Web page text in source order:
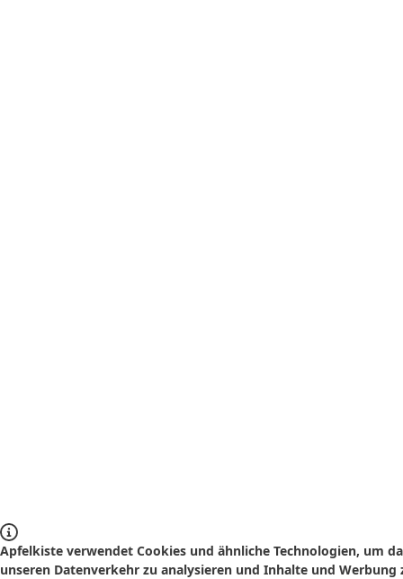
Apfelkiste verwendet Cookies und ähnliche Technologien, um
unseren Datenverkehr zu analysieren und Inhalte und